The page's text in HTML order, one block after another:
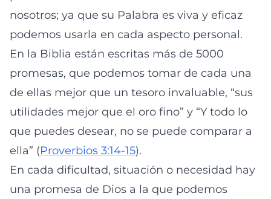
nosotros; ya que su Palabra es viva y eficaz
podemos usarla en cada aspecto personal.
En la Biblia están escritas más de 5000
promesas, que podemos tomar de cada una
de ellas mejor que un tesoro invaluable, “sus
utilidades mejor que el oro fino” y “Y todo lo
que puedes desear, no se puede comparar a
ella” (Proverbios 3:14-15).
En cada dificultad, situación o necesidad hay
una promesa de Dios a la que podemos